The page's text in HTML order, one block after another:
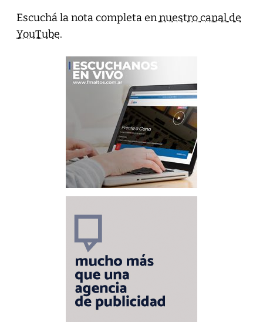
Escuchá la nota completa ennuestro canal de
YouTube.